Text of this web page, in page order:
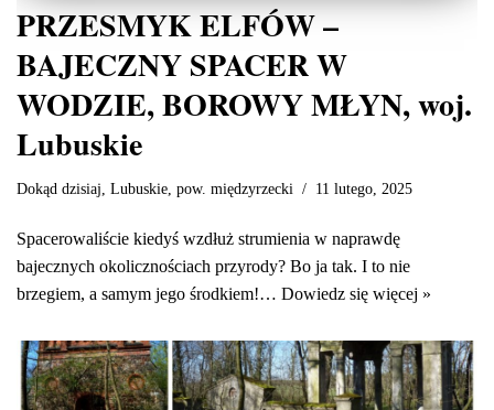
PRZESMYK ELFÓW –
BAJECZNY SPACER W
WODZIE, BOROWY MŁYN, woj.
Lubuskie
Dokąd dzisiaj Lubuskie pow. międzyrzecki 11 lutego, 2025
Spacerowaliście kiedyś wzdłuż strumienia w naprawdę
bajecznych okolicznościach przyrody? Bo ja tak. I to nie
brzegiem, a samym jego środkiem!… Dowiedz się więcej »